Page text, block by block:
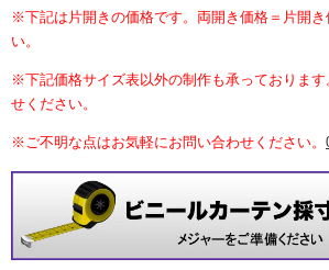
※下記は片開きの価格です。両開き価格＝片開
い。
※下記価格サイズ表以外の制作も承っておりま
せください。
※ご不明な点はお気軽にお問い合わせください。